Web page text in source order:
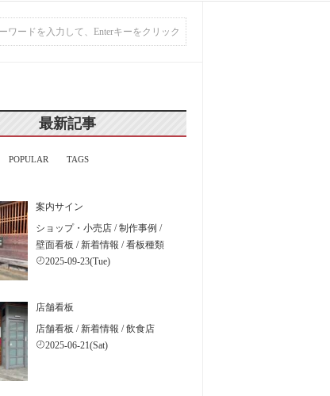
最新記事
POPULAR TAGS
案内サイン
ショップ・小売店 /制作事例 /
壁面看板 /新着情報 /看板種類
2025-09-23(Tue)
店舗看板
店舗看板 /新着情報 /飲食店
2025-06-21(Sat)